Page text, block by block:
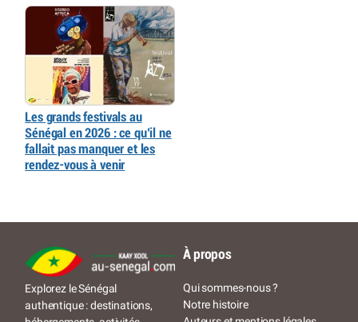
Les grands festivals au
Sénégal en 2026 : ce qu’il ne
fallait pas manquer et les
rendez-vous à venir
Explorez le Sénégal
authentique : destinations,
À propos
Qui sommes-nous ?
Notre histoire